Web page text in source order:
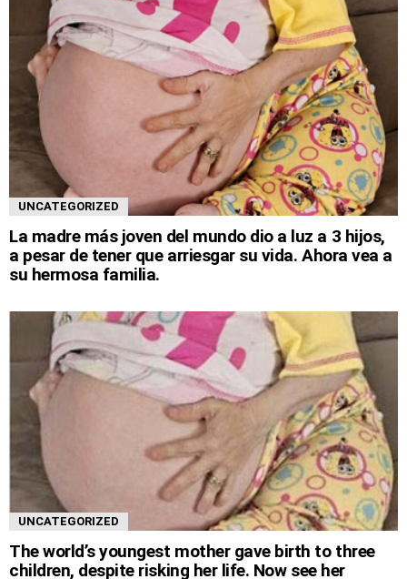
UNCATEGORIZED
La madre más joven del mundo dio a luz a 3 hijos,
a pesar de tener que arriesgar su vida. Ahora vea a
su hermosa familia.
UNCATEGORIZED
The world’s youngest mother gave birth to three
children, despite risking her life. Now see her